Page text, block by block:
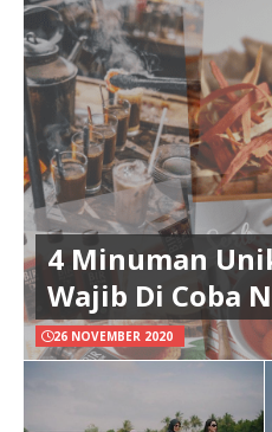
4 Minuman
Wajib Di Coba
26 NOVEMBER 2020